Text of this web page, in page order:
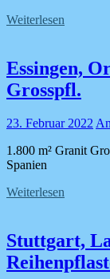
Weiterlesen
Essingen,
Grosspfl.
23. Februar 2022
1.800 m² Granit
Spanien
Weiterlesen
Stuttgart,